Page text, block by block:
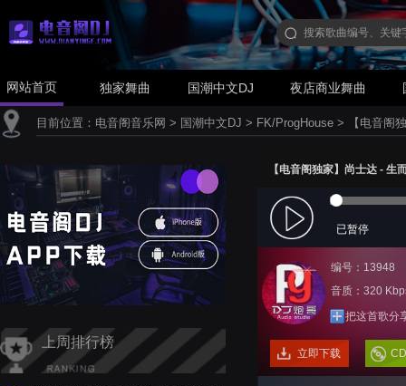
网站首页 独家舞曲 国潮中文DJ 夜店商业舞曲
目前位置： 电音阁音乐网 > 国潮中文DJ > FK/ProgHouse > 【电音阁
上周排行榜
【电音阁独家】尚士达 -
已暂停
编号：13948
音质：320
把这首歌分
立即下载